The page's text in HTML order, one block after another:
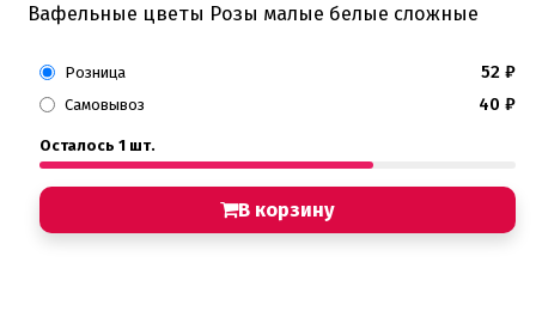
Вафельные цветы Розы малые белые сложные
Розница 52 ₽
Самовывоз 40 ₽
Осталось 1 шт.
В корзину